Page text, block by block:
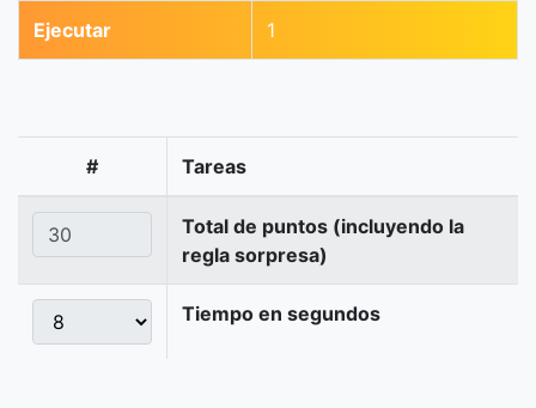
Ejecutar 1
# Tareas
Total de puntos (incluyendo la
regla sorpresa)
Tiempo en segundos